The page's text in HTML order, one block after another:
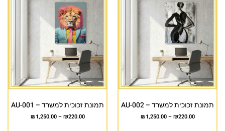
תמונת זכוכית למשרד – AU-002
₪220.00
–
₪1,250.00
תמונת זכוכית למשרד – AU-001
₪220.00
–
₪1,250.00